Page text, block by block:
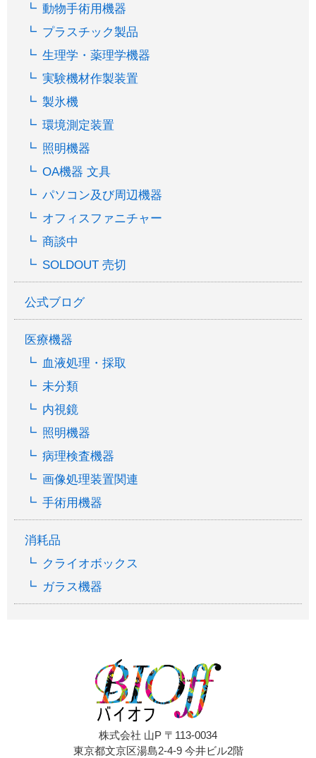
動物手術用機器
プラスチック製品
生理学・薬理学機器
実験機材作製装置
製氷機
環境測定装置
照明機器
OA機器 文具
パソコン及び周辺機器
オフィスファニチャー
商談中
SOLDOUT 売切
公式ブログ
医療機器
血液処理・採取
未分類
内視鏡
照明機器
病理検査機器
画像処理装置関連
手術用機器
消耗品
クライオボックス
ガラス機器
株式会社 山P 〒113-0034
東京都文京区湯島2-4-9 今井ビル2階